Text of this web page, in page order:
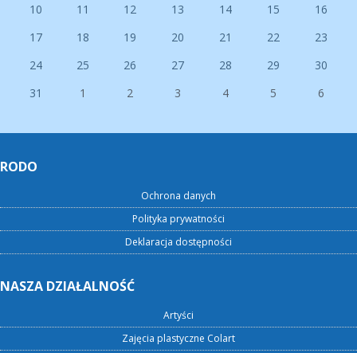
10
11 12 13 14 15
16
17
18 19 20 21 22
23
24
25 26 27 28 29
30
31
1 2 3 4 5 6
RODO
Ochrona danych
Polityka prywatności
Deklaracja dostępności
NASZA DZIAŁALNOŚĆ
Artyści
Zajęcia plastyczne Colart